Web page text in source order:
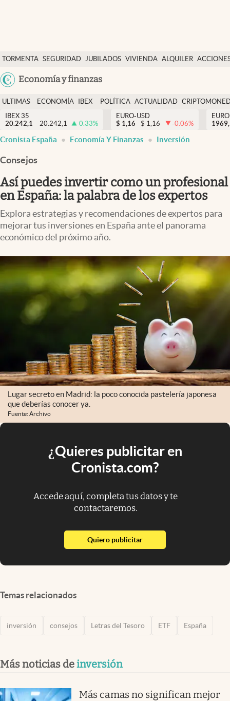
TORMENTA SEGURIDAD JUBILADOS VIVIENDA ALQUILER
Economía y finanzas
Economía y finanzas
Política
Actualidad
Criptomonedas
España
ULTIMAS
NOTICIAS
ECONOMÍA
FINANZAS
IBEX
EURO
POLÍTICA ACTUALIDAD
IBEX 35
20.242,1
20.242,1 0.33%
EURO-USD
$ 1,16 $ 1,16 -0.06%
Cronista España Economía Y Finanzas Inversión
Consejos
Así puedes invertir como un profesional
en España: la palabra de los expertos
Explora estrategias y recomendaciones de expertos para
mejorar tus inversiones en España ante el panorama
económico del próximo año.
Lugar secreto en Madrid: la poco conocida pastelería japonesa
que deberías conocer ya.
Fuente: Archivo
¿Quieres publicitar en
Cronista.com?
Accede aquí, completa tus datos y te
contactaremos.
Quiero publicitarabre en nueva pestaña
Temas relacionados
inversión consejos Letras del Tesoro ETF España
Más noticias deinversión
Más camas no significan mejor